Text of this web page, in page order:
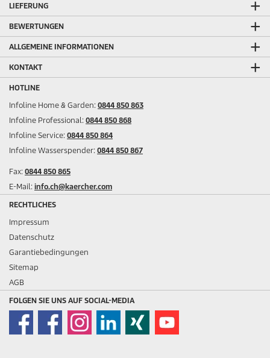
LIEFERUNG
BEWERTUNGEN
ALLGEMEINE INFORMATIONEN
KONTAKT
HOTLINE
Infoline Home & Garden: 0844 850 863
Infoline Professional: 0844 850 868
Infoline Service: 0844 850 864
Infoline Wasserspender: 0844 850 867
Fax: 0844 850 865
E-Mail: info.ch@kaercher.com
RECHTLICHES
Impressum
Datenschutz
Garantiebedingungen
Sitemap
AGB
FOLGEN SIE UNS AUF SOCIAL-MEDIA